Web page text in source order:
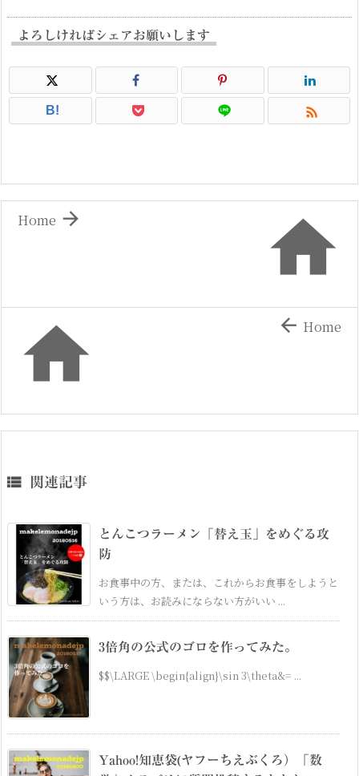
よろしければシェアお願いします
B! 


Home
  Home
 関連記事
とんこつラーメン「替え玉」をめぐる攻
防
お食事中の方、または、これからお食事をしようと
いう方は、お読みにならない方がいい ...
3倍角の公式のゴロを作ってみた。
$$\LARGE \begin{align}\sin 3\theta&= ...
Yahoo!知恵袋(ヤフーちえぶくろ）「数